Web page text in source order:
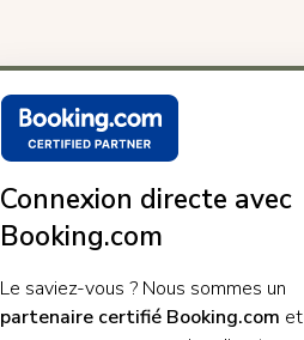
Connexion directe avec
Booking.com
Le saviez-vous ? Nous sommes un
partenaire certifié Booking.com et